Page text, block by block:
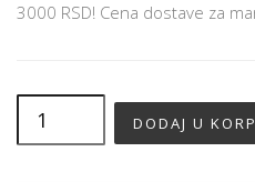
3000 RSD! Cena dostave za